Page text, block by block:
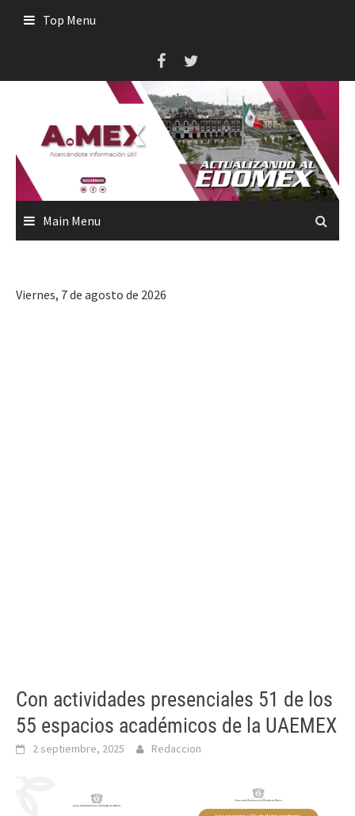
Top Menu
Main Menu
Viernes, 7 de agosto de 2026
Con actividades presenciales 51 de los
55 espacios académicos de la UAEMEX
2 septiembre, 2025 Redaccion